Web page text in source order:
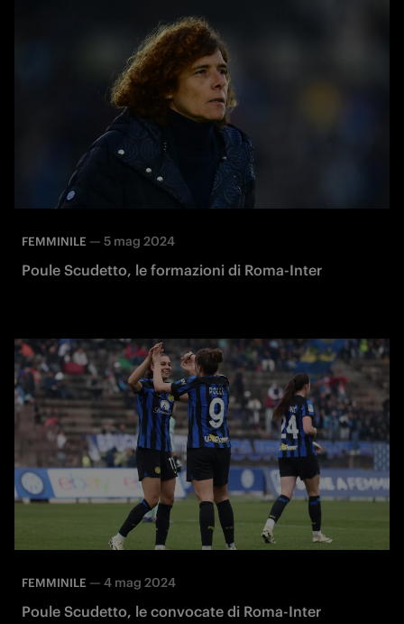
FEMMINILE — 5 mag 2024
Poule Scudetto, le formazioni di Roma-Inter
FEMMINILE — 4 mag 2024
Poule Scudetto, le convocate di Roma-Inter